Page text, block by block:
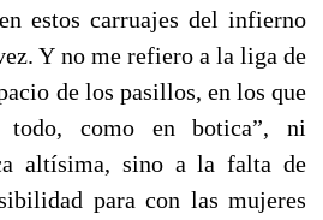
estos carruajes del infierno
Y no me refiero a la liga de
de los pasillos, en los que
todo, como en botica”, ni
altísima, sino a la falta de
para con las mujeres